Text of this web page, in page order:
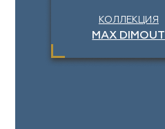
КОЛЛЕКЦИЯ
MAX DIMOUT